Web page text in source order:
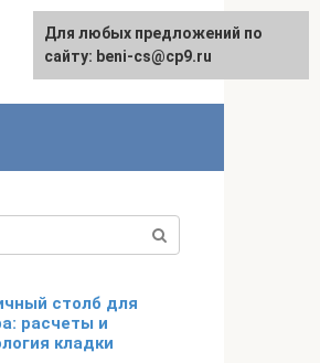
English
столб для
расчеты и
кладки
Для любых предложений по
сайту: beni-cs@cp9.ru